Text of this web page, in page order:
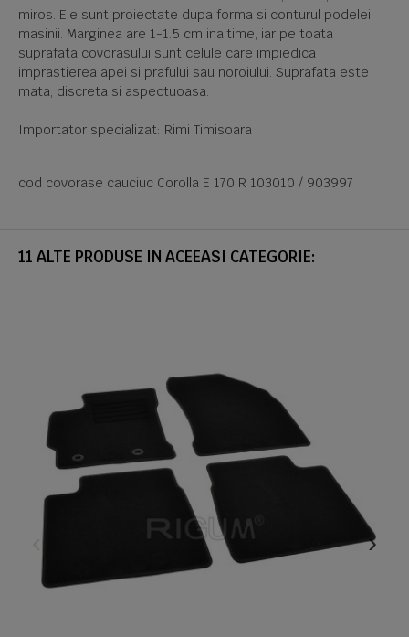
miros. Ele sunt proiectate dupa forma si conturul podelei
masinii. Marginea are 1-1.5 cm inaltime, iar pe toata
suprafata covorasului sunt celule care impiedica
imprastierea apei si prafului sau noroiului. Suprafata este
mata, discreta si aspectuoasa.
Importator specializat: Rimi Timisoara
cod covorase cauciuc Corolla E 170 R 103010 / 903997
11 ALTE PRODUSE IN ACEEASI CATEGORIE: